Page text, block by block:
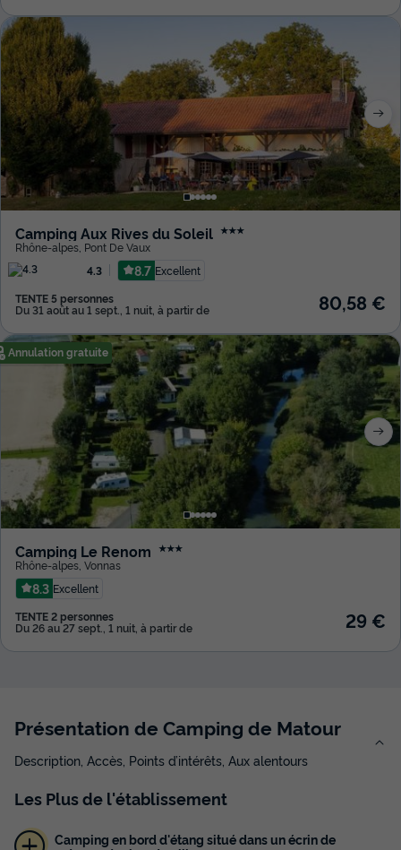
Camping Aux Rives du Soleil ★★★
Rhône-alpes Pont De Vaux
4.3
8.7 Excellent
TENTE 5 personnes
Du 31 août au 1 sept., 1 nuit, à partir de 80,58 €
Annulation gratuite
Camping Le Renom ★★★
Rhône-alpes Vonnas
8.3 Excellent
TENTE 2 personnes
Du 26 au 27 sept., 1 nuit, à partir de 29 €
Présentation de Camping de Matour
Description, Accès, Points d’intérêts, Aux alentours
Les Plusde l'établissement
Camping en bord d'étang situé dans un écrin de